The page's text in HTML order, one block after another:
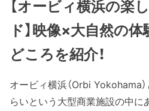
【オービィ横浜の楽
ド】映像×大自然の
どころを紹介！
オービィ横浜（Orbi Yokohama
らいという大型商業施設の中に